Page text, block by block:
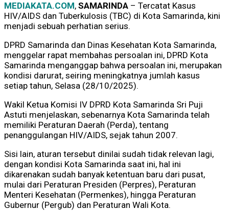
MEDIAKATA.COM, SAMARINDA – Tercatat Kasus
HIV/AIDS dan Tuberkulosis (TBC) di Kota Samarinda, kini
menjadi sebuah perhatian serius.
DPRD Samarinda dan Dinas Kesehatan Kota Samarinda,
menggelar rapat membahas persoalan ini, DPRD Kota
Samarinda menganggap bahwa persoalan ini, merupakan
kondisi darurat, seiring meningkatnya jumlah kasus
setiap tahun, Selasa (28/10/2025).
Wakil Ketua Komisi IV DPRD Kota Samarinda ‎Sri Puji
Astuti menjelaskan, sebenarnya Kota Samarinda telah
memiliki Peraturan Daerah (Perda), tentang
penanggulangan HIV/AIDS, sejak tahun 2007.
Sisi lain, aturan tersebut dinilai sudah tidak relevan lagi,
dengan kondisi Kota Samarinda saat ini, hal ini
dikarenakan sudah banyak ketentuan baru dari pusat,
mulai dari Peraturan Presiden (Perpres), Peraturan
Menteri Kesehatan (Permenkes), hingga Peraturan
Gubernur (Pergub) dan Peraturan Wali Kota.